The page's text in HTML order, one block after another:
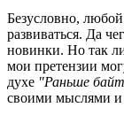
Безусловно,
развиваться. Да
новинки. Но так
мои претензии
духе "Раньше
своими мыслями и